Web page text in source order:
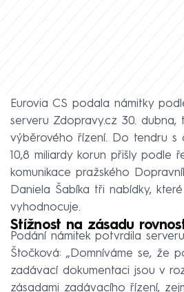
Eurovia CS podala námitky
serveru Zdopravy.cz 30. dubna,
výběrového řízení. Do tendru s
10,8 miliardy korun přišly podle
komunikace pražského
Daniela Šabíka tři nabídky,
vyhodnocuje.
Stížnost na zásadu
Podání námitek potvrdila
Štočková: „Domníváme se, že
zadávací dokumentaci jsou v
zásadami zadávacího řízení,